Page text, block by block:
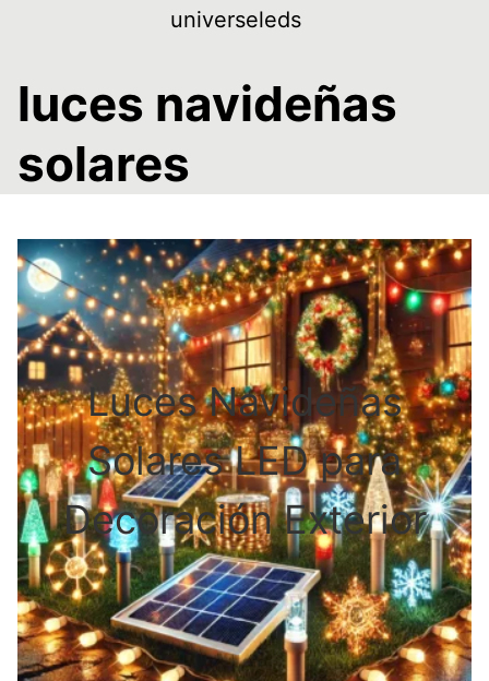
universeleds
luces navideñas
solares
Luces Navideñas
Solares LED para
Decoración Exterior